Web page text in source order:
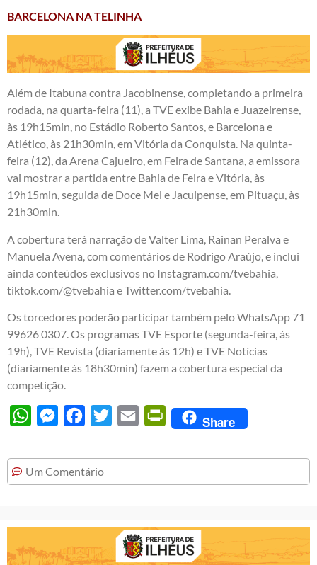
BARCELONA NA TELINHA
Além de Itabuna contra Jacobinense, completando a primeira
rodada, na quarta-feira (11), a TVE exibe Bahia e Juazeirense,
às 19h15min, no Estádio Roberto Santos, e Barcelona e
Atlético, às 21h30min, em Vitória da Conquista. Na quinta-
feira (12), da Arena Cajueiro, em Feira de Santana, a emissora
vai mostrar a partida entre Bahia de Feira e Vitória, às
19h15min, seguida de Doce Mel e Jacuipense, em Pituaçu, às
21h30min.
A cobertura terá narração de Valter Lima, Rainan Peralva e
Manuela Avena, com comentários de Rodrigo Araújo, e inclui
ainda conteúdos exclusivos no Instagram.com/tvebahia,
tiktok.com/@tvebahia e Twitter.com/tvebahia.
Os torcedores poderão participar também pelo WhatsApp 71
99626 0307. Os programas TVE Esporte (segunda-feira, às
19h), TVE Revista (diariamente às 12h) e TVE Notícias
(diariamente às 18h30min) fazem a cobertura especial da
competição.
WhatsAppMessengerFacebook
Twitter Email PrintFriendly
Share
Um Comentário